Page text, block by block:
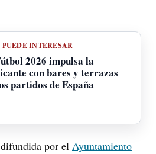
INTERESAR
2026 impulsa la
con bares y terrazas
partidos de España
por el Ayuntamiento